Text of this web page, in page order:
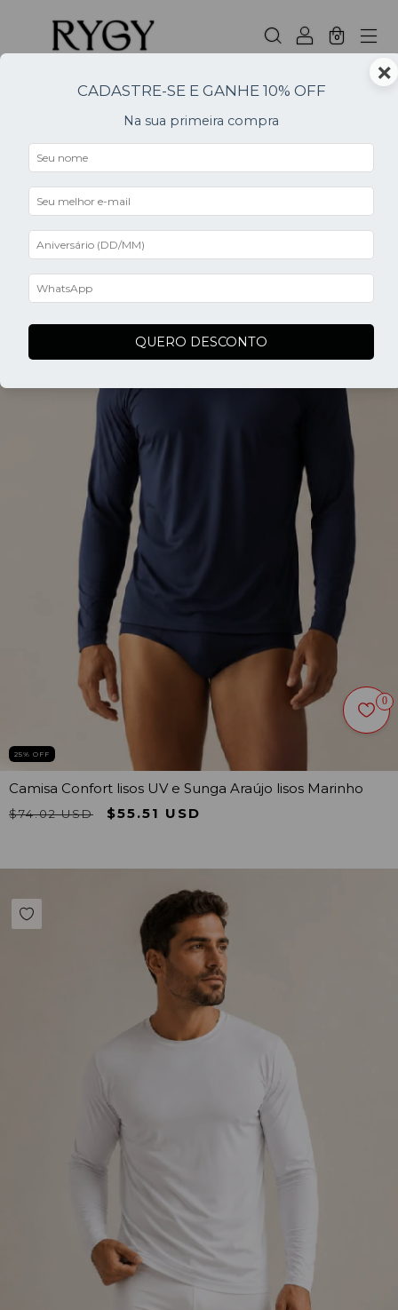
0
25% OFF
Camisa Confort lisos UV e Sunga Araújo lisos Marinho
$74.02 USD $55.51 USD
×
CADASTRE-SE E GANHE 10% OFF
Na sua primeira compra
QUERO DESCONTO
0